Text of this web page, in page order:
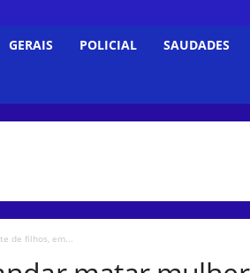
GERAIS POLICIAL SAUDADES
de filhos, em...